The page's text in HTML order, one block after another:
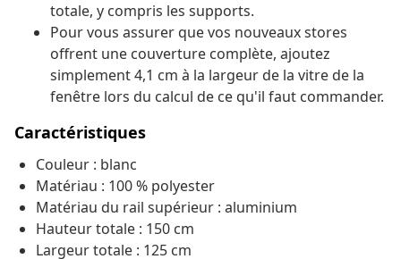
totale, y compris les supports.
Pour vous assurer que vos nouveaux stores
offrent une couverture complète, ajoutez
simplement 4,1 cm à la largeur de la vitre de la
fenêtre lors du calcul de ce qu'il faut commander.
Caractéristiques
Couleur : blanc
Matériau : 100 % polyester
Matériau du rail supérieur : aluminium
Hauteur totale : 150 cm
Largeur totale : 125 cm